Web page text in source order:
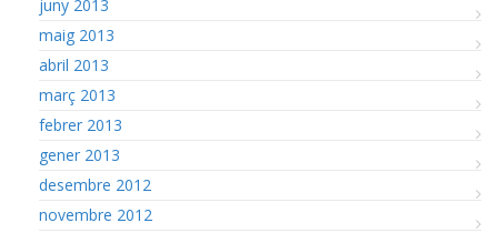
juny 2013
maig 2013
abril 2013
març 2013
febrer 2013
gener 2013
desembre 2012
novembre 2012